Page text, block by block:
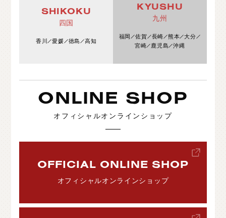
SHIKOKU
四国
香川 愛媛 徳島 高知
KYUSHU
九州
福岡 佐賀 長崎 熊本
大分
宮崎
鹿児島 沖縄
ONLINE SHOP
オフィシャルオンラインショップ
OFFICIAL ONLINE SHOP
オフィシャルオンラインショップ